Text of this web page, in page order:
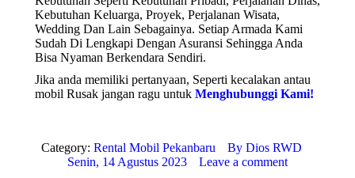
Kebutuhan Keluarga, Proyek, Perjalanan Wisata,
Wedding Dan Lain Sebagainya. Setiap Armada Kami
Sudah Di Lengkapi Dengan Asuransi Sehingga Anda
Bisa Nyaman Berkendara Sendiri.
Jika anda memiliki pertanyaan, Seperti kecalakan antau
mobil Rusak jangan ragu untuk Menghubunggi Kami!
Category: Rental Mobil Pekanbaru By Dios RWD
Senin, 14 Agustus 2023
Leave a comment